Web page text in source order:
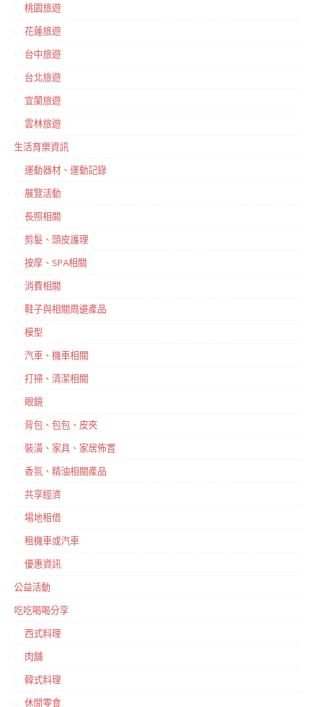
桃園旅遊
花蓮旅遊
台中旅遊
台北旅遊
宜蘭旅遊
雲林旅遊
生活育樂資訊
運動器材、運動記錄
展覽活動
長照相關
剪髮、頭皮護理
按摩、SPA相關
消費相關
鞋子與相關周邊產品
模型
汽車、機車相關
打掃、清潔相關
眼鏡
背包、包包、皮夾
裝潢、家具、家居佈置
香氛、精油相關產品
共享經濟
場地租借
租機車或汽車
優惠資訊
公益活動
吃吃喝喝分享
西式料理
肉舖
韓式料理
休閒零食